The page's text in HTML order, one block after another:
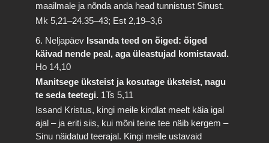
maailmale ja nõnda anda head tunnistust Sinust.
Mk 5,21–24.35–43; Est 2,19–3,6
6. Neljapäev Issanda teed on õiged: õiged
käivad nende peal, aga üleastujad komistavad.
Ho 14,10
Manitsege üksteist ja kosutage üksteist, nagu
te seda teetegi. 1Ts 5,11
Issand Kristus, kingi meile kindlat meelt käia igal
ajal – ja eriti siis, kui mõni teine tee näib kergem –
Sinu näidatud teerajal. Kingi meile ustavaid